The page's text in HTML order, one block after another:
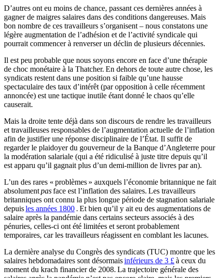
D’autres ont eu moins de chance, passant ces dernières années à
gagner de maigres salaires dans des conditions dangereuses. Mais
bon nombre de ces travailleurs s’organisent – ​​nous constatons une
légère augmentation de l’adhésion et de l’activité syndicale qui
pourrait commencer à renverser un déclin de plusieurs décennies.
Il est peu probable que nous soyons encore en face d’une thérapie
de choc monétaire à la Thatcher. En dehors de toute autre chose, les
syndicats restent dans une position si faible qu’une hausse
spectaculaire des taux d’intérêt (par opposition à celle récemment
annoncée) est une tactique inutile étant donné le chaos qu’elle
causerait.
Mais la droite tente déjà dans son discours de rendre les travailleurs
et travailleuses responsables de l’augmentation actuelle de l’inflation
afin de justifier une réponse disciplinaire de l’État. Il suffit de
regarder le plaidoyer du gouverneur de la Banque d’Angleterre pour
la modération salariale (qui a été ridiculisé à juste titre depuis qu’il
est apparu qu’il gagnait plus d’un demi-million de livres par an).
L’un des rares « problèmes » auxquels l’économie britannique ne fait
absolumentpasface est l’inflation des salaires. Les travailleurs
britanniques ont connu la plus longue période de stagnation salariale
depuisles années 1800 . Et bien qu’il y ait eu des augmentations de
salaire après la pandémie dans certains secteurs associés à des
pénuries, celles-ci ont été limitées et seront probablement
temporaires, car les travailleurs réagissent en comblant les lacunes.
La dernière analyse du Congrès des syndicats (TUC) montre que les
salaires hebdomadaires sont désormaisinférieurs de 3 £à ceux du
moment du krach financier de 2008. La trajectoire générale des